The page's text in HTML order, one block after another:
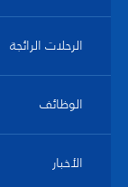
الرحلات الرائجة
الوظائف
الأخبار